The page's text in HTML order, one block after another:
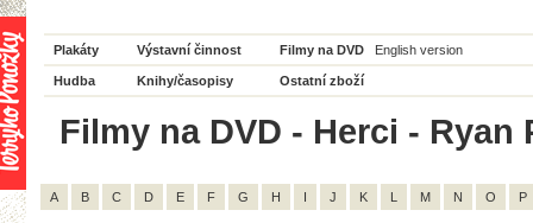
Plakáty Výstavní činnost Filmy na DVD English version
Hudba Knihy/časopisy Ostatní zboží
Filmy na DVD - Herci -
A B C D E F G H I J K L M N O P